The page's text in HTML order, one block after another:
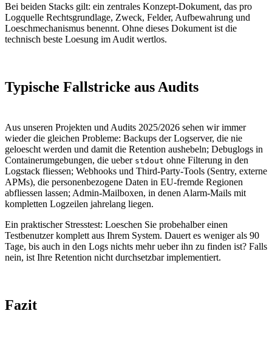
Bei beiden Stacks gilt: ein zentrales Konzept-Dokument, das pro
Logquelle Rechtsgrundlage, Zweck, Felder, Aufbewahrung und
Loeschmechanismus benennt. Ohne dieses Dokument ist die
technisch beste Loesung im Audit wertlos.
Typische Fallstricke aus Audits
Aus unseren Projekten und Audits 2025/2026 sehen wir immer
wieder die gleichen Probleme: Backups der Logserver, die nie
geloescht werden und damit die Retention aushebeln; Debuglogs in
Containerumgebungen, die ueber stdout ohne Filterung in den
Logstack fliessen; Webhooks und Third-Party-Tools (Sentry, externe
APMs), die personenbezogene Daten in EU-fremde Regionen
abfliessen lassen; Admin-Mailboxen, in denen Alarm-Mails mit
kompletten Logzeilen jahrelang liegen.
Ein praktischer Stresstest: Loeschen Sie probehalber einen
Testbenutzer komplett aus Ihrem System. Dauert es weniger als 90
Tage, bis auch in den Logs nichts mehr ueber ihn zu finden ist? Falls
nein, ist Ihre Retention nicht durchsetzbar implementiert.
Fazit